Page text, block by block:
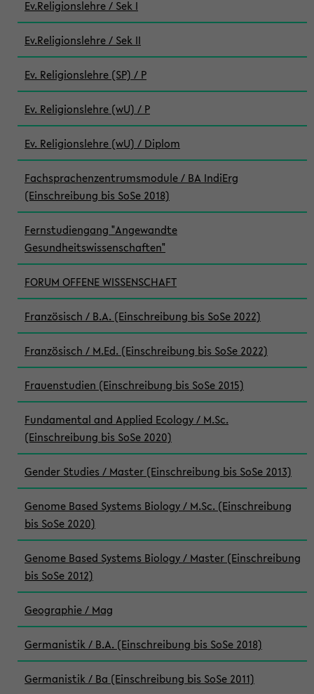
Ev.Religionslehre / Sek I
Ev.Religionslehre / Sek II
Ev. Religionslehre (SP) / P
Ev. Religionslehre (wU) / P
Ev. Religionslehre (wU) / Diplom
Fachsprachenzentrumsmodule / BA IndiErg
(Einschreibung bis SoSe 2018)
Fernstudiengang "Angewandte
Gesundheitswissenschaften"
FORUM OFFENE WISSENSCHAFT
Französisch / B.A. (Einschreibung bis SoSe 2022)
Französisch / M.Ed. (Einschreibung bis SoSe 2022)
Frauenstudien (Einschreibung bis SoSe 2015)
Fundamental and Applied Ecology / M.Sc.
(Einschreibung bis SoSe 2020)
Gender Studies / Master (Einschreibung bis SoSe 2013)
Genome Based Systems Biology / M.Sc. (Einschreibung
bis SoSe 2020)
Genome Based Systems Biology / Master (Einschreibung
bis SoSe 2012)
Geographie / Mag
Germanistik / B.A. (Einschreibung bis SoSe 2018)
Germanistik / Ba (Einschreibung bis SoSe 2011)